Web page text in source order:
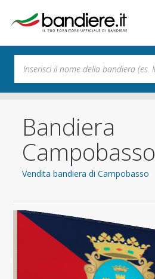
Bandiera
Campobasso
Vendita bandiera di Campobasso